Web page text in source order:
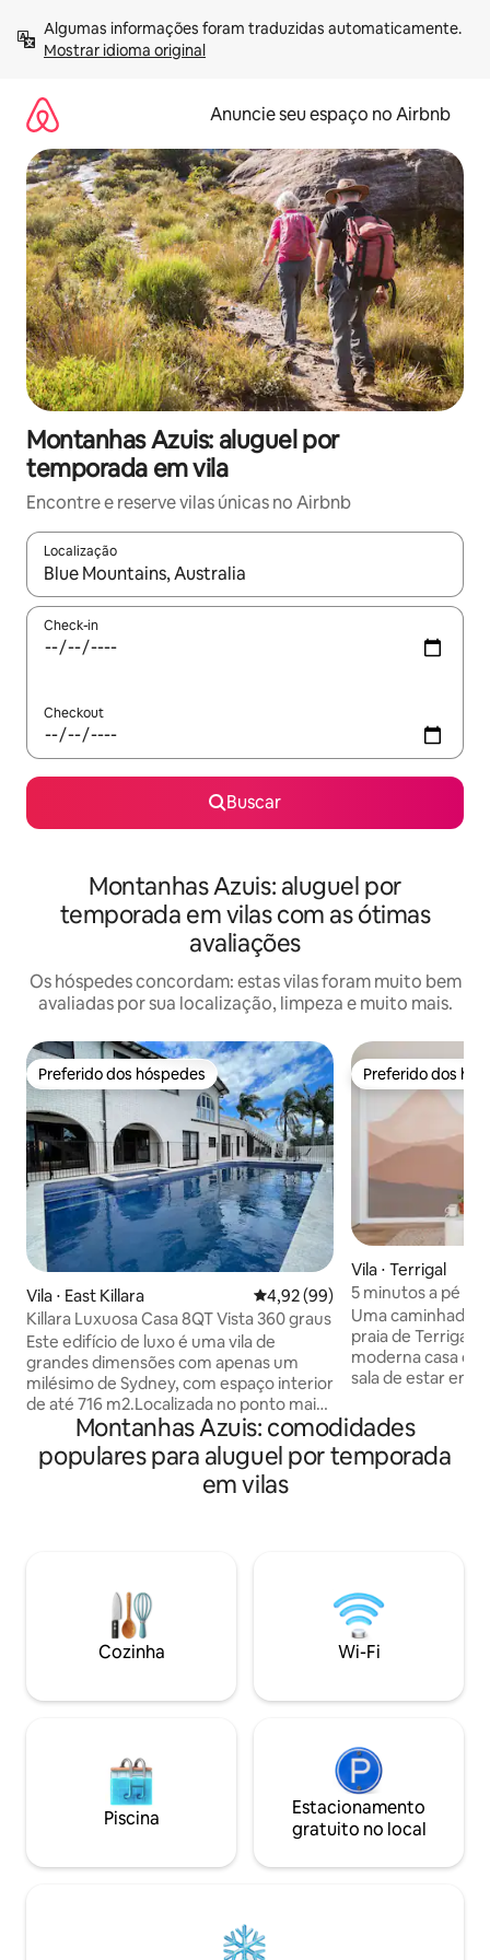
para
Mostrar idioma original
Anuncie seu espaço no Airbnb
Montanhas Azuis: aluguel por
temporada em vila
Encontre e reserve vilas únicas no Airbnb
Localização
Quando os resultados estiverem disponíveis, explore-os
Check-in
Checkout
Buscar
Montanhas Azuis: aluguel por
temporada em vilas com as ótimas
avaliações
Os hóspedes concordam: estas vilas foram muito bem
avaliadas por sua localização, limpeza e muito mais.
Preferido dos hóspedes
Preferido dos hóspedes
Vila ⋅ East Killara 4,92 de uma avaliação média
4,92 (99)
Killara Luxuosa Casa 8QT Vista 360 graus
Este edifício de luxo é uma vila de
grandes dimensões com apenas um
milésimo de Sydney, com espaço interior
de até 716 m2.Localizada no ponto mais
alto da região, esta propriedade
deslumbrante e encantadora com vista
para as magníficas vistas das montanhas
e da cidade e do mar à distância é
áreas de relaxamento ao ar livre.Fica
localizado em um bairro tranquilo, e
você sempre pode curtir o canto dos
pássaros e da brisa.O bairro é muito
espaçosa.O estacionamento é muito
moradia tem uma estrutura de betão de
tijolo duplo, é estável e durável, quente
no inverno e quente no verão e no
verão.Os 8 quartos estão equipados
com ar-condicionado de refrigeração e
aquecimento separados,
contaminação cruzada.Há um
aquecedor a gás natural na sala.A vila
Preferido dos
Preferido dos
Vila ⋅ Terrigal
5 minutos a pé da
Tranquilo refúgio
Uma caminhada
praia de Terrigal,
moderna casa de
sala de estar em
confortáveis,
tranquilo. Perfeito para famílias, casais e
pequenos
hoje mesmo. Sol,
momentos
Montanhas Azuis: comodidades
populares para aluguel por temporada
em vilas
Cozinha Wi-Fi
Piscina
Estacionamento
gratuito no local